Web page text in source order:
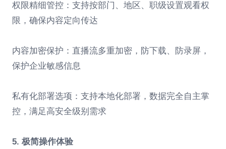
权限精细管控：支持按部门、地区、职级设置观看权
限，确保内容定向传达
内容加密保护：直播流多重加密，防下载、防录屏，
保护企业敏感信息
私有化部署选项：支持本地化部署，数据完全自主掌
控，满足高安全级别需求
5. 极简操作体验